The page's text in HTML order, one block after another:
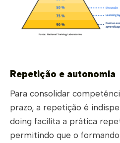
Repetição e autonomia
Para consolidar
prazo, a repetição é
doing facilita a prática
permitindo que o